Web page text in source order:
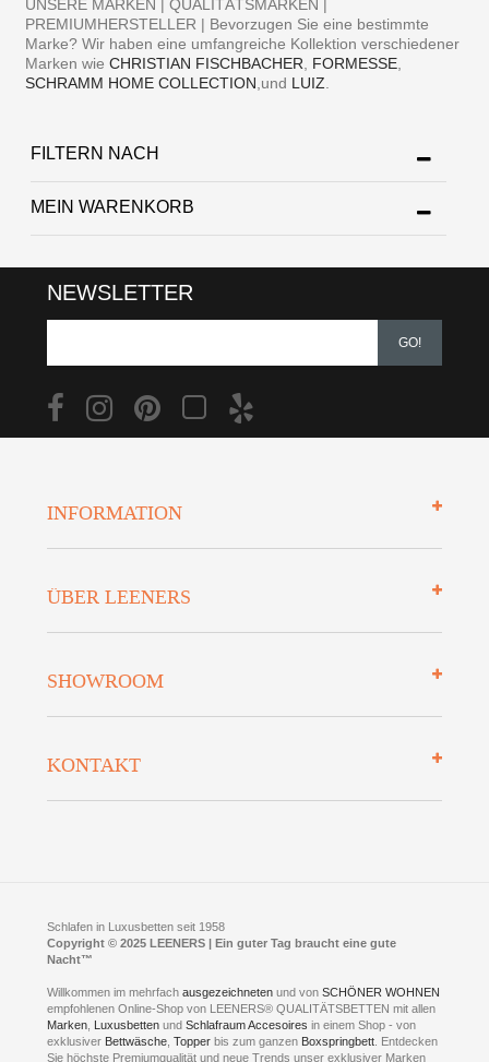
UNSERE MARKEN | QUALITÄTSMARKEN |
PREMIUMHERSTELLER | Bevorzugen Sie eine bestimmte
Marke? Wir haben eine umfangreiche Kollektion verschiedener
Marken wieCHRISTIAN FISCHBACHER FORMESSE
SCHRAMM HOME COLLECTION ,und LUIZ
FILTERN NACH
MEIN WARENKORB
NEWSLETTER
GO!
INFORMATION
Finanzierung
Datenschutz
ÜBER LEENERS
Preisgarantie
Presse
Jobs
SHOWROOM
Fotoalbum
Kontakt
KONTAKT
Neuer Showroom für unsere Onlineartikel.
Kontakt via:WhatsApp
Kontakt via:eMail
Schlafen in Luxusbetten seit 1958
Copyright © 2025 LEENERS | Ein guter Tag braucht eine gute
Nacht™
Willkommen im mehrfachausgezeichnetenund vonSCHÖNER WOHNEN
empfohlenen Online-Shop von LEENERS® QUALITÄTSBETTEN mit allen
Marken Luxusbetten undSchlafraum Accesoires in einem Shop - von
exklusiver Bettwäsche ,Topper bis zum ganzen Boxspringbett . Entdecken
Sie höchste Premiumqualität und neue Trends unser exklusiver Marken